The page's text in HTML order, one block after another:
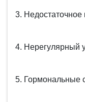
3. Недостаточное
4. Нерегулярный
5. Гормональные